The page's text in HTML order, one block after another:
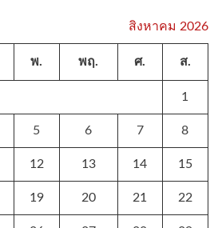
สิงหาคม 2026
พ. พฤ. ศ. ส.
1
5 6 7 8
12 13 14 15
19 20 21 22